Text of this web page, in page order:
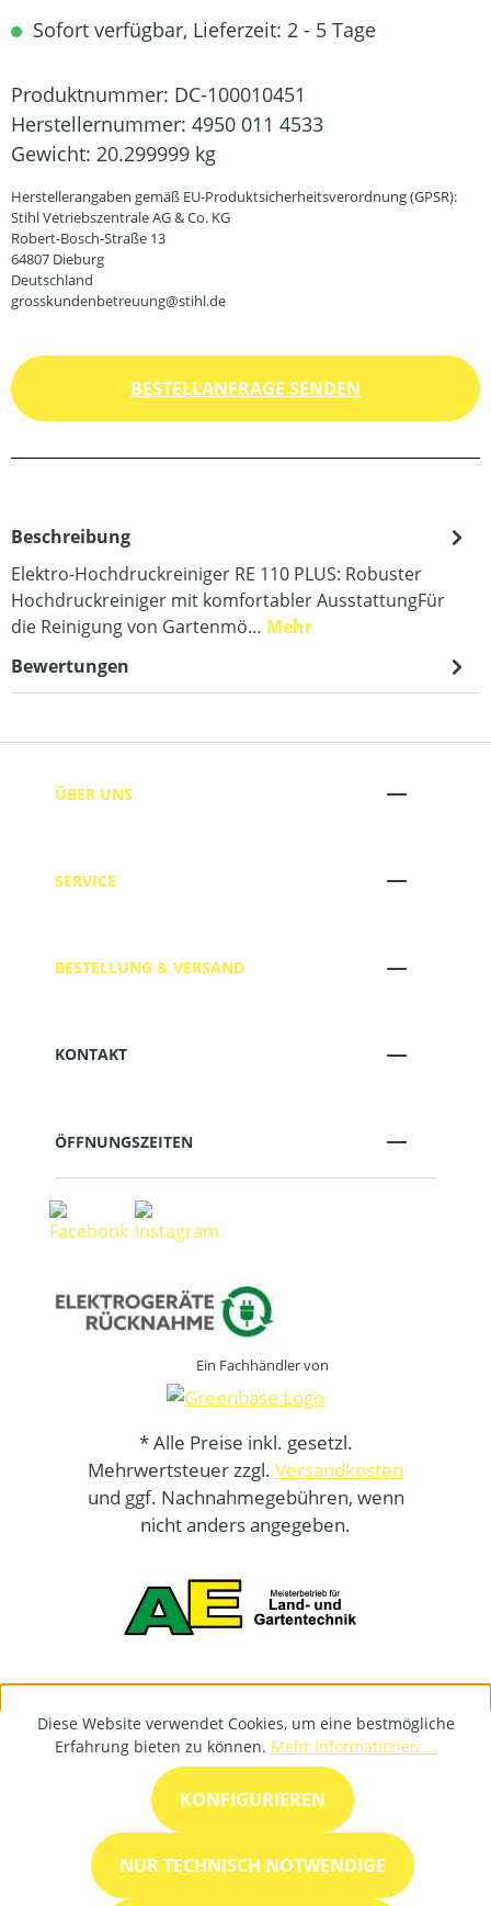
Sofort verfügbar, Lieferzeit: 2 - 5 Tage
Produktnummer: DC-100010451
Herstellernummer: 4950 011 4533
Gewicht: 20.299999 kg
Herstellerangaben gemäß EU-Produktsicherheitsverordnung (GPSR):
Stihl Vetriebszentrale AG & Co. KG
Robert-Bosch-Straße 13
64807 Dieburg
Deutschland
grosskundenbetreuung@stihl.de
BESTELLANFRAGE SENDEN
Beschreibung
Elektro-Hochdruckreiniger RE 110 PLUS: Robuster
Hochdruckreiniger mit komfortabler AusstattungFür
die Reinigung von Gartenmö… Mehr
Bewertungen
ÜBER UNS
SERVICE
BESTELLUNG & VERSAND
KONTAKT
ÖFFNUNGSZEITEN
Ein Fachhändler von
* Alle Preise inkl. gesetzl.
Mehrwertsteuer zzgl. Versandkosten
und ggf. Nachnahmegebühren, wenn
nicht anders angegeben.
Diese Website verwendet Cookies, um eine bestmögliche
Erfahrung bieten zu können. Mehr Informationen ...
NUR TECHNISCH NOTWENDIGE
KONFIGURIEREN